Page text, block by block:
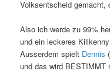
Volksentscheid gemacht,
Also ich werde zu 99%
und ein leckeres
Ausserdem spielt Dennis
und das wird BESTIMMT